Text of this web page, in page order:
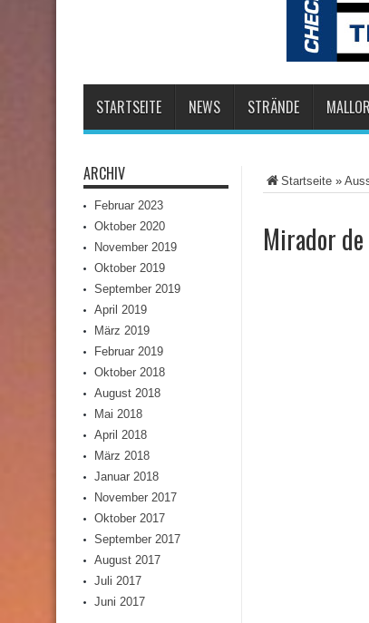
STARTSEITE NEWS STRÄNDE
Startseite »
Mirador
ARCHIV
Februar 2023
Oktober 2020
November 2019
Oktober 2019
September 2019
April 2019
März 2019
Februar 2019
Oktober 2018
August 2018
Mai 2018
April 2018
März 2018
Januar 2018
November 2017
Oktober 2017
September 2017
August 2017
Juli 2017
Juni 2017